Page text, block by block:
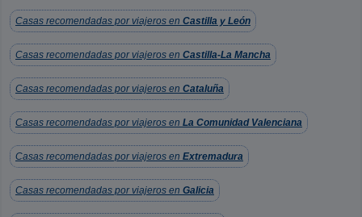
Casas recomendadas por viajeros en Castilla y León
Casas recomendadas por viajeros en Castilla-La Mancha
Casas recomendadas por viajeros en Cataluña
Casas recomendadas por viajeros en La Comunidad Valenciana
Casas recomendadas por viajeros en Extremadura
Casas recomendadas por viajeros en Galicia